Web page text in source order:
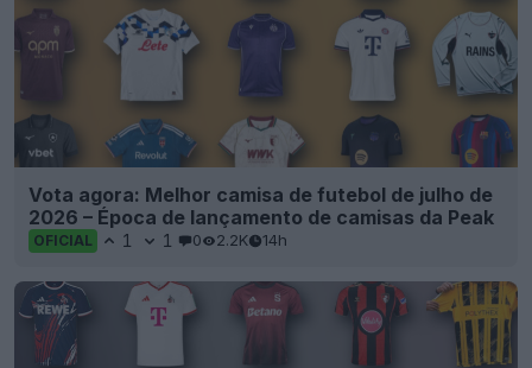
Vota agora: Melhor camisa de futebol de julho de
2026 – Época de lançamento de camisas da Peak
OFICIAL 1 1 0 2.2K 14h